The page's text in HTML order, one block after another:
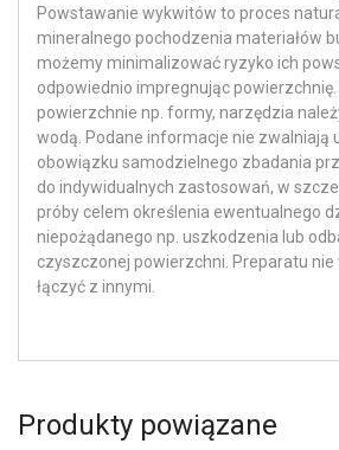
Powstawanie wykwitów to proces
mineralnego pochodzenia materiałów
możemy minimalizować ryzyko ich
odpowiednio impregnując powierzchnię.
powierzchnie np. formy, narzędzia
wodą. Podane informacje nie zwalniają
obowiązku samodzielnego zbadania
do indywidualnych zastosowań, w
próby celem określenia ewentualnego
niepożądanego np. uszkodzenia lub
czyszczonej powierzchni. Preparatu nie
łączyć z innymi.
Produkty powiązane